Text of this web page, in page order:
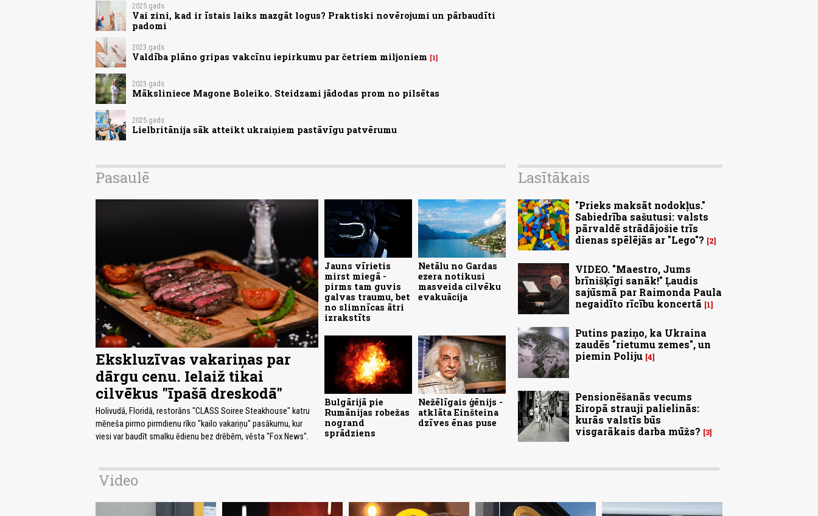
2025.gads
Vai zini, kad ir īstais laiks mazgāt logus? Praktiski novērojumi un pārbaudīti
padomi
2023.gads
Valdība plāno gripas vakcīnu iepirkumu par četriem miljoniem 1
2023.gads
Māksliniece Magone Boleiko. Steidzami jādodas prom no pilsētas
2025.gads
Lielbritānija sāk atteikt ukraiņiem pastāvīgu patvērumu
Pasaulē
Ekskluzīvas vakariņas par
dārgu cenu. Ielaiž tikai
cilvēkus "īpašā dreskodā"
Holivudā, Floridā, restorāns "CLASS Soiree Steakhouse" katru
mēneša pirmo pirmdienu rīko "kailo vakariņu" pasākumu, kur
viesi var baudīt smalku ēdienu bez drēbēm, vēsta "Fox News".
Jauns vīrietis
mirst miegā -
pirms tam guvis
galvas traumu, bet
no slimnīcas ātri
izrakstīts
Netālu no Gardas
ezera notikusi
masveida cilvēku
evakuācija
Bulgārijā pie
Rumānijas robežas
nogrand
sprādziens
Nežēlīgais ģēnijs -
atklāta Einšteina
dzīves ēnas puse
Lasītākais
"Prieks maksāt nodokļus."
Sabiedrība sašutusi: valsts
pārvaldē strādājošie trīs
dienas spēlējās ar "Lego"?
2
VIDEO. "Maestro, Jums
brīnišķīgi sanāk!" Ļaudis
sajūsmā par Raimonda Paula
negaidīto rīcību koncertā
1
Putins paziņo, ka Ukraina
zaudēs "rietumu zemes", un
piemin Poliju 4
Pensionēšanās vecums
Eiropā strauji palielinās:
kurās valstīs būs
visgarākais darba mūžs? 3
Video